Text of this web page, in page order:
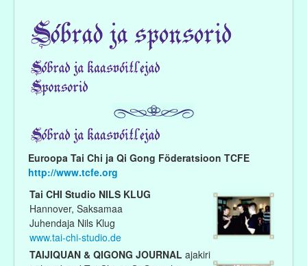
Raamatukogu
Sõbrad ja sponsorid
Videod
Euroopa Tai Chi ja Qi Gong Föderatsioon TCFE
http://www.tcfe.org
Tai CHI Studio NILS KLUG
Hannover, Saksamaa
Juhendaja Nils Klug
www.tai-chi-studio.de
TAIJIQUAN & QIGONG JOURNAL ajakiri